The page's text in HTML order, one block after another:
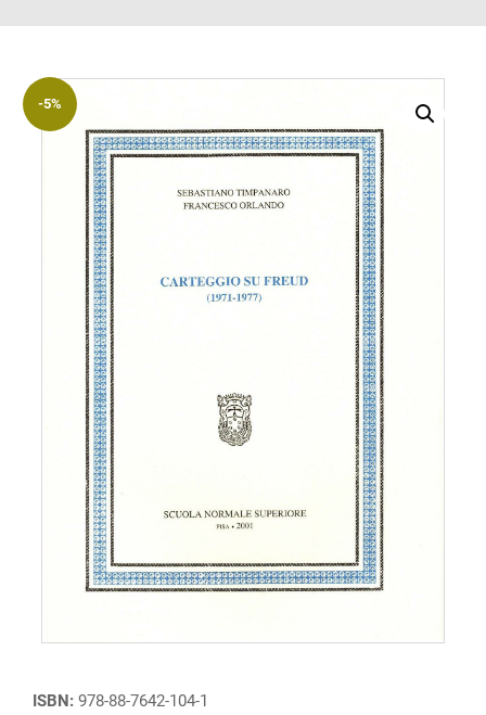
Incipit
Archetipi
Senza
titolo
Annali
Lettere
Annali
Scienze
-5%
ISBN: 978-88-7642-104-1